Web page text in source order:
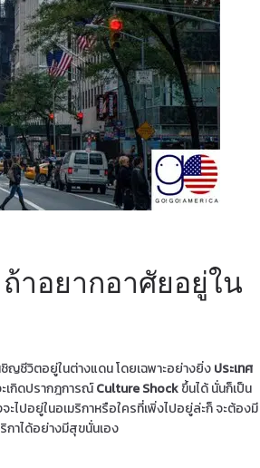
าอยากอาศัยอยู่ใน
ญชีวิตอยู่ในต่างแดน โดยเฉพาะอย่างยิ่งประเทศ
เกิดปรากฎการณ์Culture Shockขึ้นได้ นั่นก็เป็น
ะไปอยู่ในอเมริกาหรือใครที่เพิ่งไปอยู่ล่ะก็ จะต้องมี
กาได้อย่างมีสุขนั่นเอง